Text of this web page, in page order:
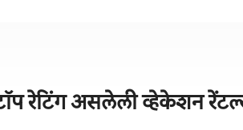
रेटिंग असलेली व्हेकेशन